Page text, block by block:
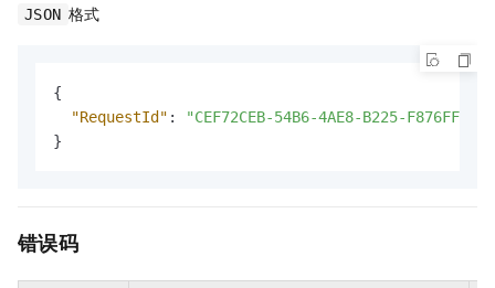
JSON 格式
{
"RequestId" :
"CEF72CEB-54B6-4AE8-B225-
}
错误码